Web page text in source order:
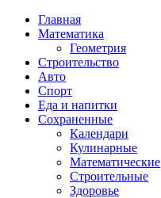
Главная
Математика
Геометрия
Строительство
Авто
Спорт
Еда и напитки
Сохраненные
Календари
Кулинарные
Математические
Строительные
Здоровье